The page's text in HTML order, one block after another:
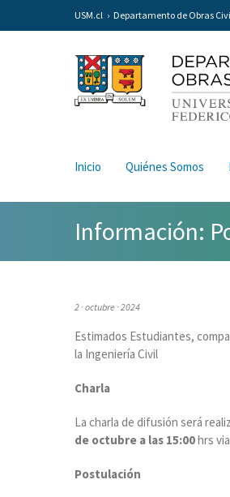
USM.cl Departamento de Obras
Inicio Quiénes Somos
Información:
2 · octubre · 2024
Estimados Estudiantes,
la Ingeniería Civil
Charla
La charla de difusión será
de octubre a las 15:00hrs
Postulación